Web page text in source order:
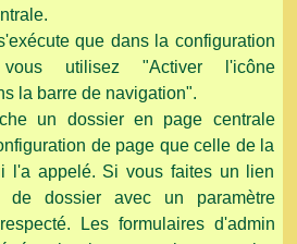
que dans la configuration
utilisez "Activer l'icône
la barre de navigation".
un dossier en page centrale
de page que celle de la
l'a appelé. Si vous faites un lien
de dossier avec un paramètre
Les formulaires d'admin